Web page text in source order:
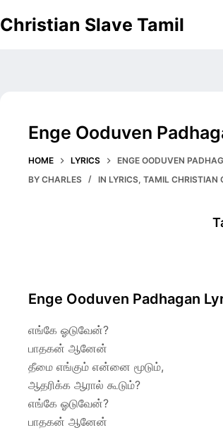
to
Christian Slave Tamil
Enge Ooduven
HOME LYRICS
ENGE OODUVEN
BY CHARLES IN LYRICS,TAMIL CHRISTIAN
Enge Ooduven Padhagan
எங்கே ஓடுவேன்?
பாதகன் ஆனேன்
தீமை எங்கும் என்னை மூடும்,
ஆதரிக்க ஆரால் கூடும்?
எங்கே ஓடுவேன்?
பாதகன் ஆனேன்